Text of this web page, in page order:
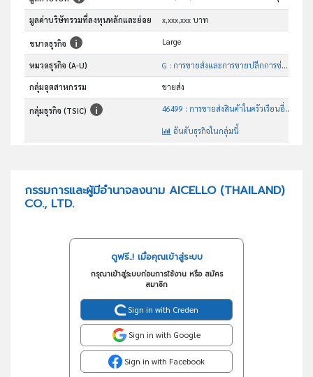
มูลค่าบริษัทรวมที่ลงทุนหลักและย่อย x,xxx,xxx บาท
ขนาดธุรกิจ Large
หมวดธุรกิจ (A-U) G : การขายส่งและการขายปลีกการซ่อมยานยนต์และ จักรยานยนต์
กลุ่มอุตสาหกรรม ขายส่ง
กลุ่มธุรกิจ (TSIC) 46499 : การขายส่งสินค้าในครัวเรือนอื่นๆซึ่งมิได้จัดประเภทไว้ในที่อื่น
อันดับธุรกิจในกลุ่มนี้
กรรมการและผู้มีอำนาจลงนาม AICELLO (THAILAND)
CO., LTD.
ดูฟรี..! เมื่อคุณเข้าสู่ระบบ
กรุณาเข้าสู่ระบบก่อนการใช้งาน หรือ สมัคร
สมาชิก
Sign in with Creden
Sign in with Google
Sign in with Facebook